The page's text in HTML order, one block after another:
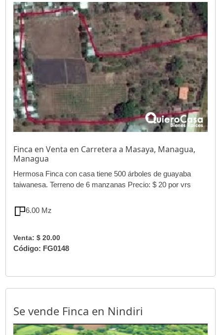
Finca en Venta en Carretera a Masaya, Managua,
Managua
Hermosa Finca con casa tiene 500 árboles de guayaba
taiwanesa. Terreno de 6 manzanas Precio: $ 20 por vrs
6.00 Mz
Venta: $ 20.00
Código: FG0148
Se vende Finca en Nindiri